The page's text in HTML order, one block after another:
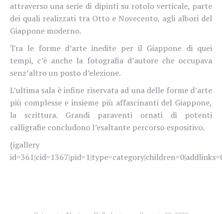
attraverso una serie di dipinti su rotolo verticale, parte
dei quali realizzati tra Otto e Novecento, agli albori del
Giappone moderno.
Tra le forme d’arte inedite per il Giappone di quei
tempi, c’è anche la fotografia d’autore che occupava
senz’altro un posto d’elezione.
L’ultima sala è infine riservata ad una delle forme d’arte
più complesse e insieme più affascinanti del Giappone,
la scrittura. Grandi paraventi ornati di potenti
calligrafie concludono l’esaltante percorso espositivo.
{igallery